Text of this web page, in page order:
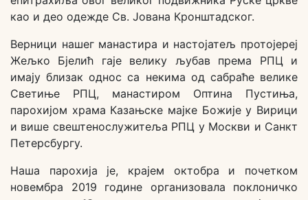
као и део одежде Св. Јована Кронштадског.
Верници нашег манастира и настојатељ протојереј
Жељко Бјелић гаје велику љубав према РПЦ и
имају близак однос са некима од сабраће велике
Светиње РПЦ, манастиром Оптина Пустиња,
парохијом храма Казањске мајке Божије у Вирици
и више свештенослужитеља РПЦ у Москви и Санкт
Петерсбургу.
Наша парохија је, крајем октобра и почетком
новембра 2019 године организовала поклоничко